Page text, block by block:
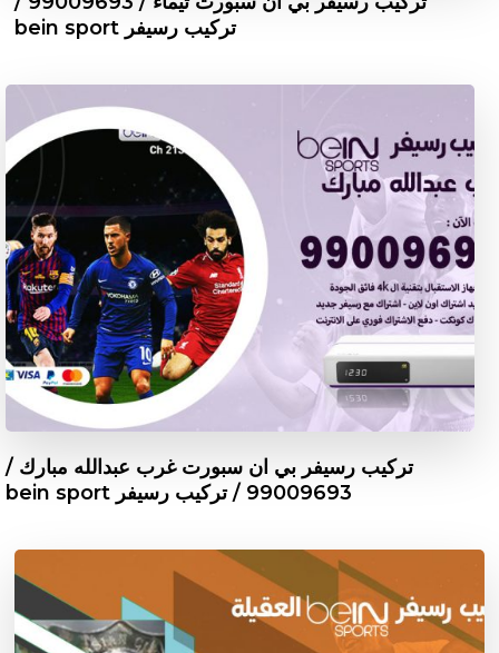
تركيب رسيفر bein sport
تركيب رسيفر بي ان سبورت غرب عبدالله مبارك /
99009693 / تركيب رسيفر bein sport